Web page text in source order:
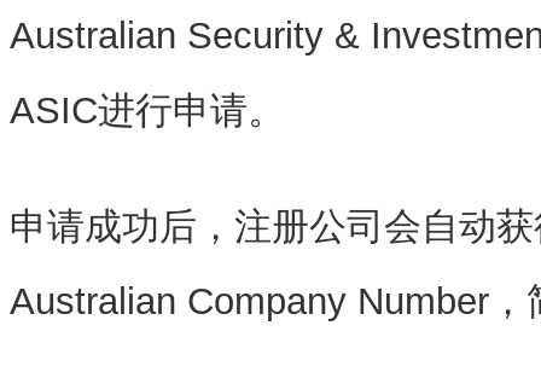
Australian Security &
ASIC进行申请。
申请成功后，注册公司会自动
Australian Company Number，